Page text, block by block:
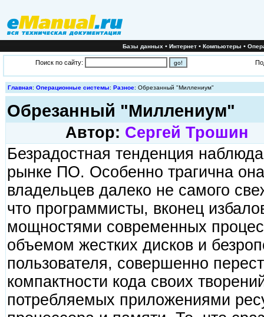
Базы данных•Интернет•Компьютеры•
Поиск по сайту:
Главная: Операционные системы: Разное: Обрезанный "Миллениум"
Обрезанный "Миллениум"
Автор: Сергей Трошин
Безрадостная тенденция
рынке ПО. Особенно трагична
владельцев далеко не самого
что программисты, вконец
мощностями современных
объемом жестких дисков и
пользователя, совершенно
компактности кода своих
потребляемых приложениями